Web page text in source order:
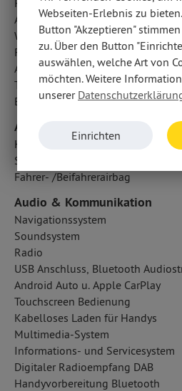
Regensensor
Außentemperatur Anzeige
Wegfahrsperre
Fahrlichtautomatik
Aufmerksamkeitsassistent
Traktionskontrolle
Berganfahrassistent
Airbags
Kopfairbag vorn
Seitenairbag vorn
Fahrer- /Beifahrerairbag
Audio & Kommunikation
Navigationssystem
Soundsystem
Radio
USB Anschluss, Bluetooth
Android Auto u. Apple CarPlay
Touchscreen Bedienung
Kabelloses Laden für Handys
Multimedia-System
Informations- und Servicesystem
Digitaler Radioempfang DAB
Handyvorbereitung Bluetooth
Webseiten-Erlebnis zu
Button "Akzeptieren"
zu. Über den Button
auswählen, welche Art von
möchten. Weitere
unserer
Einrichten